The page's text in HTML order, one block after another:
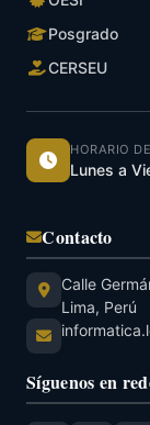
Posgrado
CERSEU
HORARIO
Lunes a
Contacto
Calle
Lima, Perú
Síguenos en